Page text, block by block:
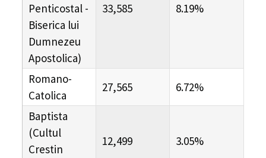
Penticostal -
Biserica lui
Dumnezeu
Apostolica)
33,585 8.19%
Romano-
Catolica
27,565 6.72%
Baptista
(Cultul
Crestin
12,499 3.05%